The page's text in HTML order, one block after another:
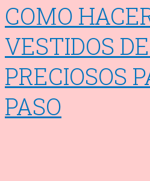
COMO
VESTIDOS
PRECIOSOS
PASO